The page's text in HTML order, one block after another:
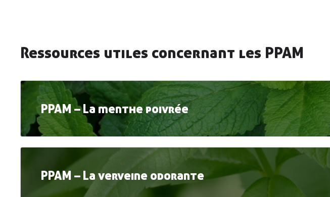
Ressources utiles concernant les PPAM
PPAM – La menthe poivrée
PPAM – La verveine odorante